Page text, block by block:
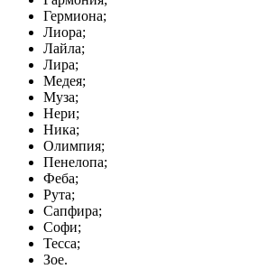
Гермиона;
Лиора;
Лайла;
Лира;
Медея;
Муза;
Нери;
Ника;
Олимпия;
Пенелопа;
Феба;
Рута;
Сапфира;
Софи;
Тесса;
Зое.